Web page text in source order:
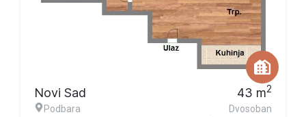
Novi Sad
Podbara
43 m2
Dvosoban